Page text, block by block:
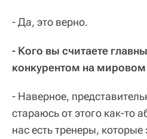
- Да, это верно.
- Кого вы считаете
конкурентом на мировом
- Наверное,
стараюсь от этого как-то
нас есть тренеры,